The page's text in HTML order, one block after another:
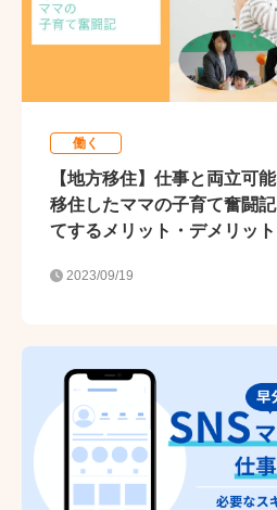
働く
【地方移住】仕事と両立可
移住したママの子育て奮闘
てするメリット・デメリット
2023/09/19